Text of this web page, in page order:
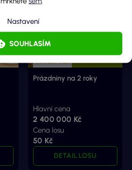
SOUHLASÍM
Nastavení
Prázdniny na 2 roky
Hlavní cena
2 400 000 Kč
Cena losu
50 Kč
DETAIL LOSU